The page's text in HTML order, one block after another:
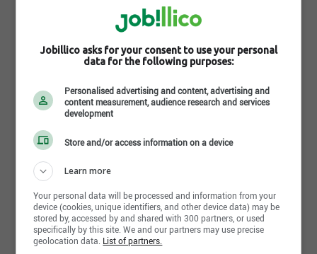
Diplôme
Terminé
Années d'expérience
non déterminé
Fr : Avancé
Langues parlées
Fr : Avancé
Jobillico asks for your consent to use your personal
data for the following purposes:
Personalised advertising and content, advertising and
content measurement, audience research and services
development
Store and/or access information on a device
Learn more
Your personal data will be processed and information from your
device (cookies, unique identifiers, and other device data) may be
stored by, accessed by and shared with 300 partners, or used
specifically by this site. We and our partners may use precise
geolocation data. List of partners.